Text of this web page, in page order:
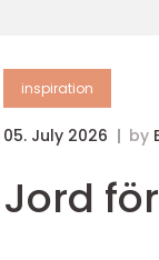
inspiration
05. July 2026 by
Jord